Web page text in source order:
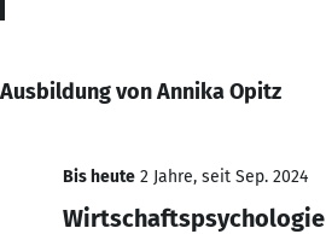
Ausbildung von Annika Opitz
Bis heute 2 Jahre, seit Sep. 2024
Wirtschaftspsychologie